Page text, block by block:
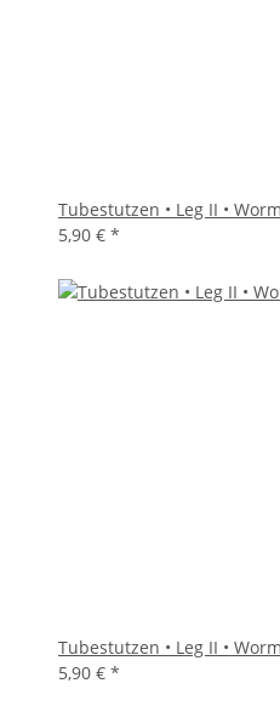
Tubestutzen • Leg II •
5,90 € *
Tubestutzen • Leg II •
5,90 € *